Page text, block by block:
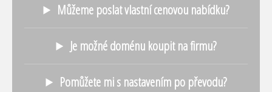
Můžeme poslat vlastní cenovou nabídku?
Je možné doménu koupit na firmu?
Pomůžete mi s nastavením po převodu?